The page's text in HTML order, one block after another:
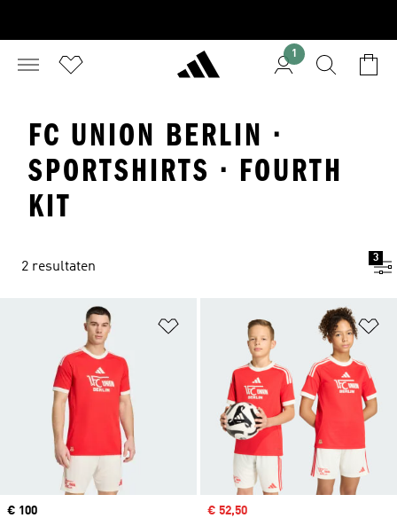
1
FC UNION BERLIN ·
SPORTSHIRTS · FOURTH
KIT
2 resultaten
3
Op verlanglijst zetten
Price
€ 100
Sale price
€ 52,50